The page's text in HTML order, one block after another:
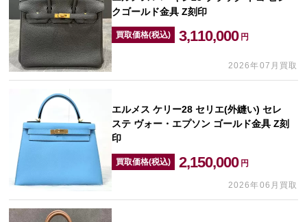
クゴールド金具 Z刻印
買取価格(税込) 3,110,000 円
2026年07月買取
エルメス ケリー28 セリエ(外縫い) セレ
ステ ヴォー・エプソン ゴールド金具 Z刻
印
買取価格(税込) 2,150,000 円
2026年06月買取